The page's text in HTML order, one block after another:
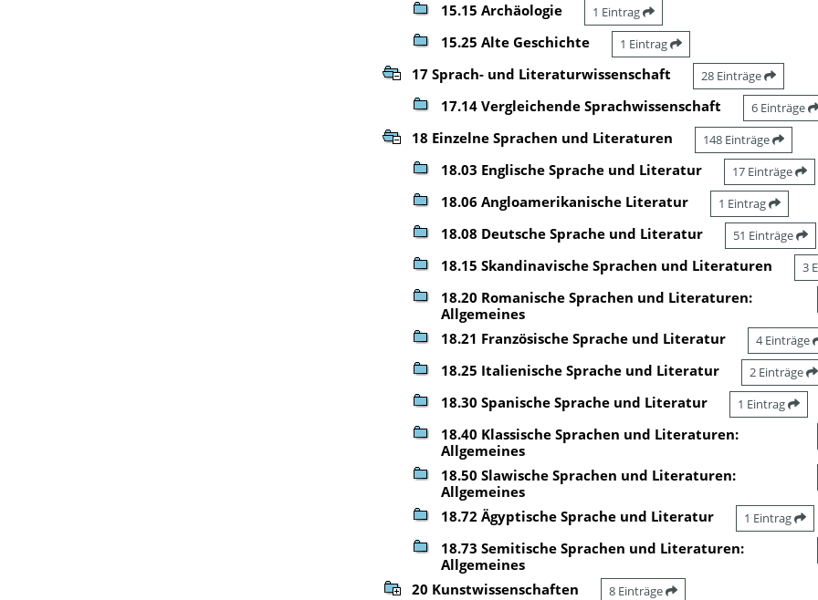
15.15 Archäologie 1 Eintrag
15.25 Alte Geschichte 1 Eintrag
17 Sprach- und Literaturwissenschaft 28 Einträge
17.14 Vergleichende Sprachwissenschaft 6 Einträge
18 Einzelne Sprachen und Literaturen 148 Einträge
18.03 Englische Sprache und Literatur 17 Einträge
18.06 Angloamerikanische Literatur 1 Eintrag
18.08 Deutsche Sprache und Literatur 51 Einträge
18.15 Skandinavische Sprachen und Literaturen 3
18.20 Romanische Sprachen und Literaturen:
Allgemeines
18.21 Französische Sprache und Literatur 4 Einträge
18.25 Italienische Sprache und Literatur 2 Einträge
18.30 Spanische Sprache und Literatur 1 Eintrag
18.40 Klassische Sprachen und Literaturen:
Allgemeines
18.50 Slawische Sprachen und Literaturen:
Allgemeines
18.72 Ägyptische Sprache und Literatur 1 Eintrag
18.73 Semitische Sprachen und Literaturen:
Allgemeines
20 Kunstwissenschaften 8 Einträge